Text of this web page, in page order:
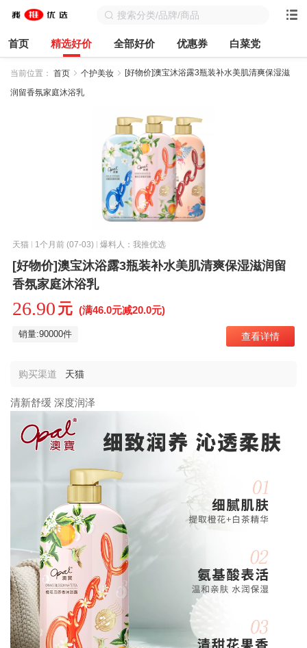
首页 精选好价 全部好价 优惠券 白菜党
当前位置： 首页 个护美妆 [好物价]澳宝沐浴露3瓶装补水美肌清爽保湿滋
润留香氛家庭沐浴乳
天猫 1个月前 (07-03) 爆料人：我推优选
[好物价]澳宝沐浴露3瓶装补水美肌清爽保湿滋润留
香氛家庭沐浴乳
26.90 元 (满46.0元减20.0元)
销量:90000件 查看详情
购买渠道 天猫
清新舒缓 深度润泽